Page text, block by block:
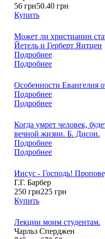
56 грн50.40 грн
Купить
Может ли христианин
Йетель и Герберт Янтцен
Подробнее
Подробнее
Особенности Евангелия
Подробнее
Подробнее
Когда умрет человек,
вечной жизни. Б. Дисон.
Подробнее
Подробнее
Иисус - Господь!
Г.Г. Барбер
250 грн225 грн
Купить
Лекции моим студентам.
Чарльз Сперджен